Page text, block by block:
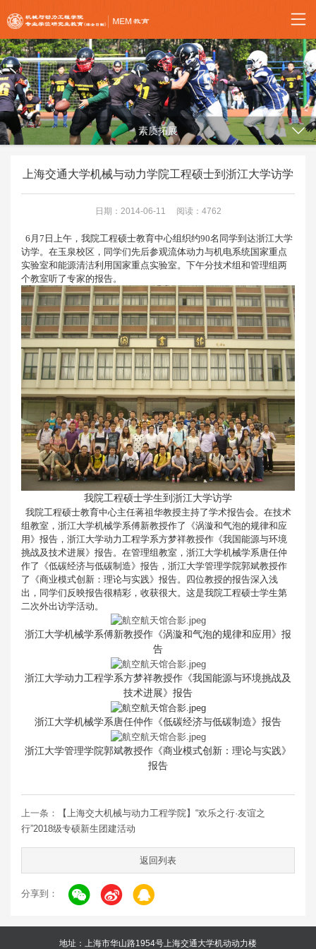
素质拓展
上海交通大学机械与动力学院工程硕士到浙江大学访学
日期：2014-06-11 阅读：4762
6月7日上午，我院工程硕士教育中心组织约90名同学到达浙江大学
访学。在玉泉校区，同学们先后参观流体动力与机电系统国家重点
实验室和能源清洁利用国家重点实验室。下午分技术组和管理组两
个教室听了专家的报告。
我院工程硕士学生到浙江大学访学
我院工程硕士教育中心主任蒋祖华教授主持了学术报告会。在技术
组教室，浙江大学机械学系傅新教授作了《涡漩和气泡的规律和应
用》报告，浙江大学动力工程学系方梦祥教授作《我国能源与环境
挑战及技术进展》报告。在管理组教室，浙江大学机械学系唐任仲
作了《低碳经济与低碳制造》报告，浙江大学管理学院郭斌教授作
了《商业模式创新：理论与实践》报告。四位教授的报告深入浅
出，同学们反映报告很精彩，收获很大。这是我院工程硕士学生第
二次外出访学活动。
浙江大学机械学系傅新教授作《涡漩和气泡的规律和应用》报
告
浙江大学动力工程学系方梦祥教授作《我国能源与环境挑战及
技术进展》报告
浙江大学机械学系唐任仲作《低碳经济与低碳制造》报告
浙江大学管理学院郭斌教授作《商业模式创新：理论与实践》
报告
上一条：
【上海交大机械与动力工程学院】“欢乐之行·友谊之
行”2018级专硕新生团建活动
返回列表
分享到：
地址：上海市华山路1954号上海交通大学机动动力楼